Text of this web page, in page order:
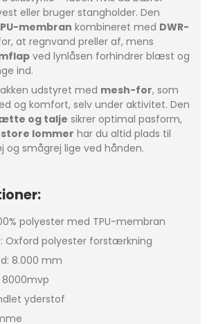
eller bruger stangholder. Den
membran kombineret med DWR-
at regnvand preller af, mens
ved lynlåsen forhindrer blæst og
ind.
udstyret med mesh-for, som
og komfort, selv under aktivitet. Den
og talje sikrer optimal pasform,
lommer har du altid plads til
smågrej lige ved hånden.
polyester med TPU-membran
Oxford polyester forstærkning
8.000 mm
8000mvp
yderstof